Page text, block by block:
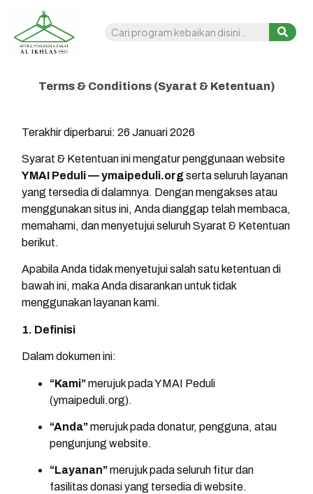
Terms & Conditions (Syarat & Ketentuan)
Terakhir diperbarui: 26 Januari 2026
Syarat & Ketentuan ini mengatur penggunaan website
YMAI Peduli — ymaipeduli.orgserta seluruh layanan
yang tersedia di dalamnya. Dengan mengakses atau
menggunakan situs ini, Anda dianggap telah membaca,
memahami, dan menyetujui seluruh Syarat & Ketentuan
berikut.
Apabila Anda tidak menyetujui salah satu ketentuan di
bawah ini, maka Anda disarankan untuk tidak
menggunakan layanan kami.
1. Definisi
Dalam dokumen ini:
“Kami”merujuk pada YMAI Peduli
(ymaipeduli.org).
“Anda”merujuk pada donatur, pengguna, atau
pengunjung website.
“Layanan”merujuk pada seluruh fitur dan
fasilitas donasi yang tersedia di website.